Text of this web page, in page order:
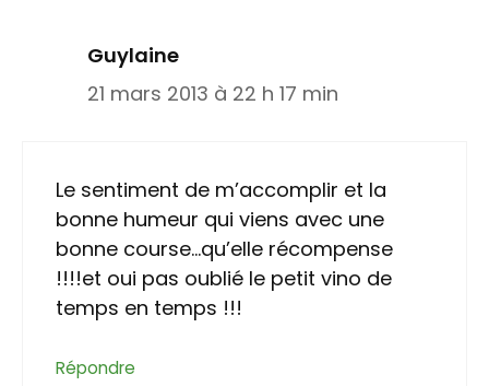
Guylaine
21 mars 2013 à 22 h 17 min
Le sentiment de m’accomplir et la
bonne humeur qui viens avec une
bonne course…qu’elle récompense
!!!!et oui pas oublié le petit vino de
temps en temps !!!
Répondre